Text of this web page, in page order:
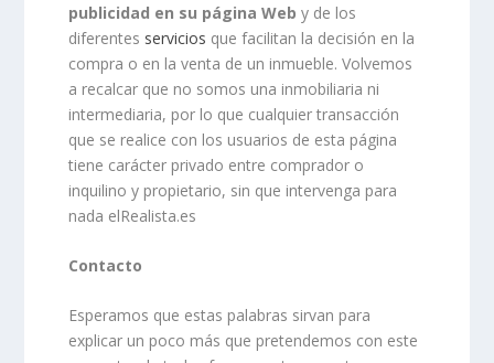
publicidad en su página Web y de los
diferentes servicios que facilitan la decisión en la
compra o en la venta de un inmueble. Volvemos
a recalcar que no somos una inmobiliaria ni
intermediaria, por lo que cualquier transacción
que se realice con los usuarios de esta página
tiene carácter privado entre comprador o
inquilino y propietario, sin que intervenga para
nada elRealista.es
Contacto
Esperamos que estas palabras sirvan para
explicar un poco más que pretendemos con este